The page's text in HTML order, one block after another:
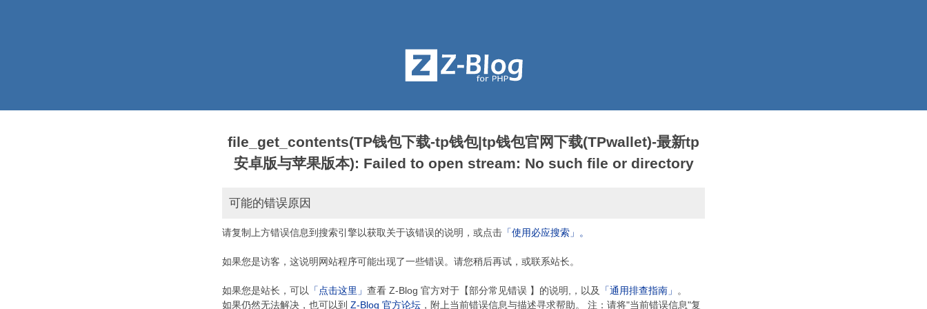
file_get_contents(TP钱包下载-tp钱包|tp钱包官网下载(TPwallet)-最新tp
安卓版与苹果版本): Failed to open stream: No such file or directory
可能的错误原因
请复制上方错误信息到搜索引擎以获取关于该错误的说明，或点击 「使用必应搜索」。
如果您是访客，这说明网站程序可能出现了一些错误。请您稍后再试，或联系站长。
如果您是站长，可以 「点击这里」 查看 Z-Blog 官方对于【部分常见错误 】的说明,，以及 「通用排查指南」
。
如果仍然无法解决，也可以到 Z-Blog 官方论坛 ，附上当前错误信息与描述寻求帮助。 注：请将"当前错误信息"复